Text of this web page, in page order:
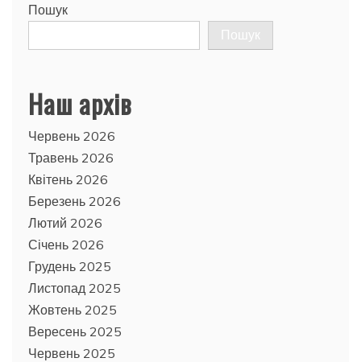
Пошук
Пошук
Наш архів
Червень 2026
Травень 2026
Квітень 2026
Березень 2026
Лютий 2026
Січень 2026
Грудень 2025
Листопад 2025
Жовтень 2025
Вересень 2025
Червень 2025